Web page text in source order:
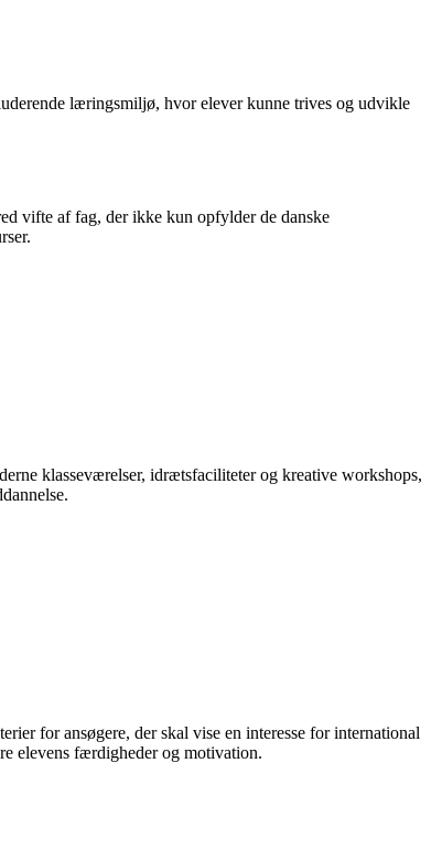
læringsmiljø, hvor elever kunne trives og udvikle
vifte af fag, der ikke kun opfylder de danske
klasseværelser, idrætsfaciliteter og kreative workshops,
for ansøgere, der skal vise en interesse for international
elevens færdigheder og motivation.